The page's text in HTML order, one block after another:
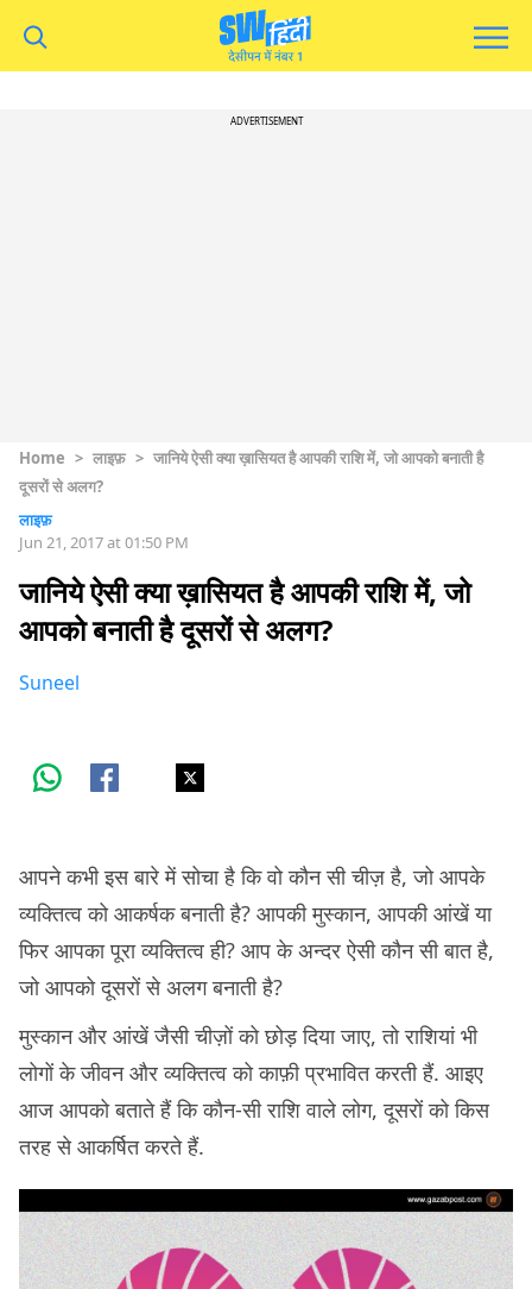
ADVERTISEMENT
Home > लाइफ़ > जानिये ऐसी क्या ख़ासियत है आपकी राशि में, जो आपको बनाती है
दूसरों से अलग?
लाइफ़
Jun 21, 2017 at 01:50 PM
जानिये ऐसी क्या ख़ासियत है आपकी राशि में, जो
आपको बनाती है दूसरों से अलग?
Suneel
आपने कभी इस बारे में सोचा है कि वो कौन सी चीज़ है, जो आपके
व्यक्तित्व को आकर्षक बनाती है? आपकी मुस्कान, आपकी आंखें या
फिर आपका पूरा व्यक्तित्व ही? आप के अन्दर ऐसी कौन सी बात है,
जो आपको दूसरों से अलग बनाती है?
मुस्कान और आंखें जैसी चीज़ों को छोड़ दिया जाए, तो राशियां भी
लोगों के जीवन और व्यक्तित्व को काफ़ी प्रभावित करती हैं. आइए
आज आपको बताते हैं कि कौन-सी राशि वाले लोग, दूसरों को किस
तरह से आकर्षित करते हैं.